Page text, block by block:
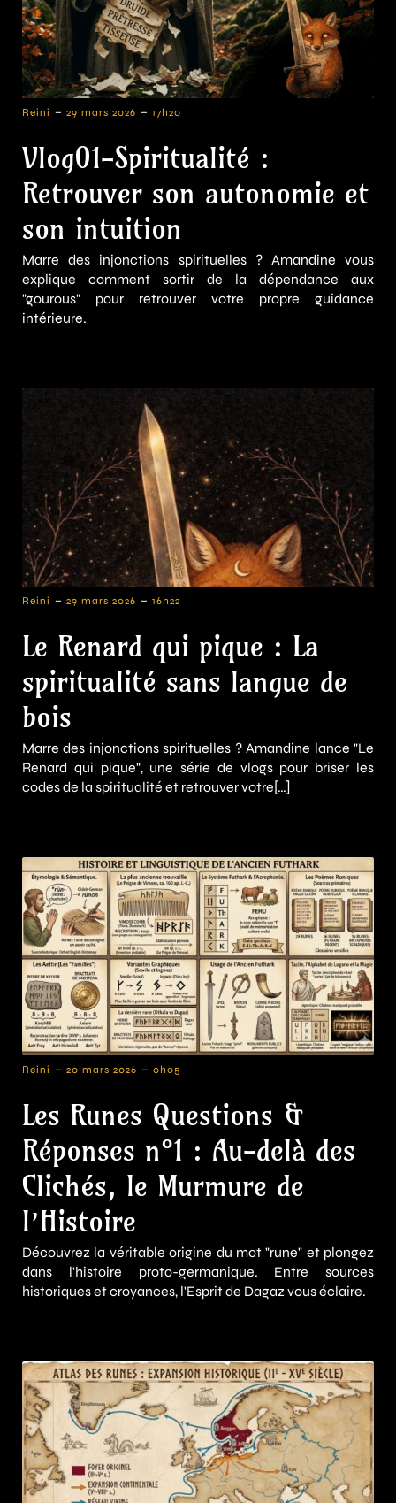
Reini - 29 mars 2026 - 17h20
Vlog01-Spiritualité :
Retrouver son autonomie et
son intuition
Marre des injonctions spirituelles ? Amandine vous
explique comment sortir de la dépendance aux
"gourous" pour retrouver votre propre guidance
intérieure.
Reini - 29 mars 2026 - 16h22
Le Renard qui pique : La
spiritualité sans langue de
bois
Marre des injonctions spirituelles ? Amandine lance "Le
Renard qui pique", une série de vlogs pour briser les
codes de la spiritualité et retrouver votre[…]
Reini - 20 mars 2026 - 0h05
Les Runes Questions &
Réponses n°1 : Au-delà des
Clichés, le Murmure de
l’Histoire
Découvrez la véritable origine du mot "rune" et plongez
dans l'histoire proto-germanique. Entre sources
historiques et croyances, l'Esprit de Dagaz vous éclaire.